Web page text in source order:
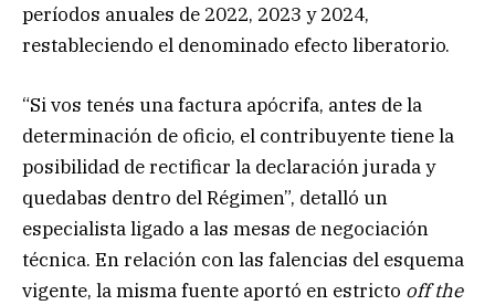
períodos anuales de 2022, 2023 y 2024,
restableciendo el denominado efecto liberatorio.
“Si vos tenés una factura apócrifa, antes de la
determinación de oficio, el contribuyente tiene la
posibilidad de rectificar la declaración jurada y
quedabas dentro del Régimen”, detalló un
especialista ligado a las mesas de negociación
técnica. En relación con las falencias del esquema
vigente, la misma fuente aportó en estricto off the